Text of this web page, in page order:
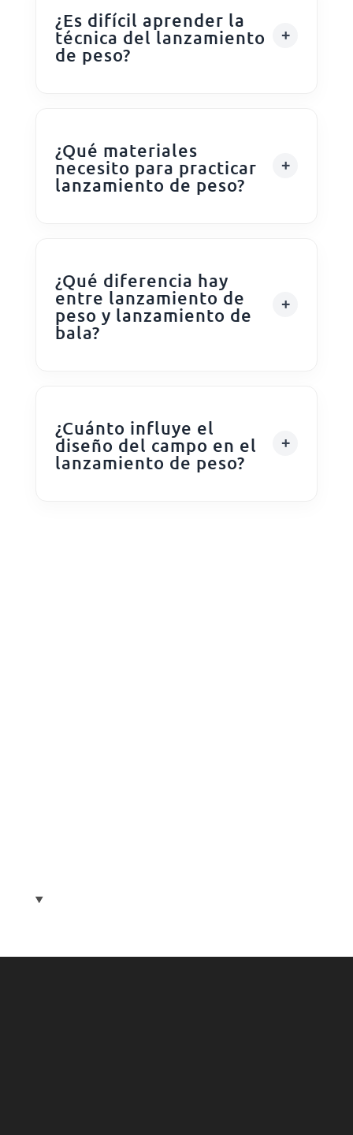
¿Es difícil aprender la
técnica del lanzamiento
de peso?
¿Qué materiales
necesito para practicar
lanzamiento de peso?
¿Qué diferencia hay
entre lanzamiento de
peso y lanzamiento de
bala?
¿Cuánto influye el
diseño del campo en el
lanzamiento de peso?